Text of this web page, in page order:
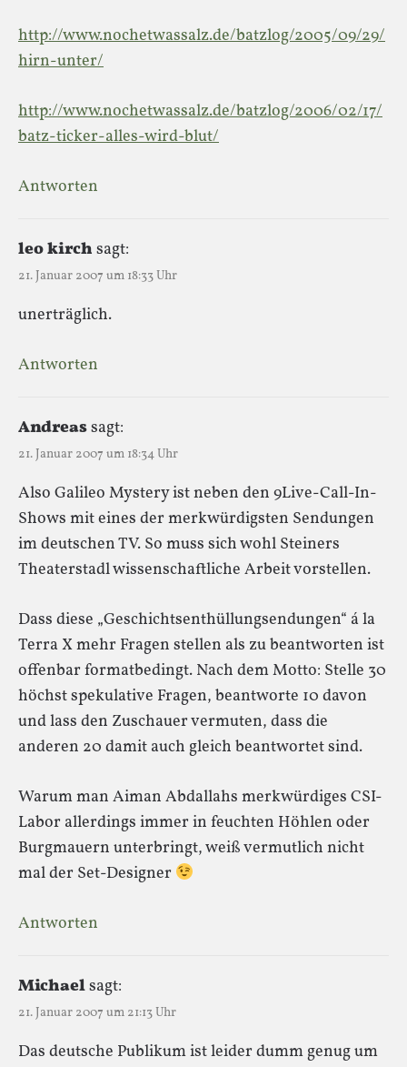
http://www.nochetwassalz.de/batzlog/2005/09/29/
hirn-unter/
http://www.nochetwassalz.de/batzlog/2006/02/17/
batz-ticker-alles-wird-blut/
Antworten
leo kirch sagt:
21. Januar 2007 um 18:33 Uhr
unerträglich.
Antworten
Andreassagt:
21. Januar 2007 um 18:34 Uhr
Also Galileo Mystery ist neben den 9Live-Call-In-
Shows mit eines der merkwürdigsten Sendungen
im deutschen TV. So muss sich wohl Steiners
Theaterstadl wissenschaftliche Arbeit vorstellen.
Dass diese „Geschichtsenthüllungsendungen“ á la
Terra X mehr Fragen stellen als zu beantworten ist
offenbar formatbedingt. Nach dem Motto: Stelle 30
höchst spekulative Fragen, beantworte 10 davon
und lass den Zuschauer vermuten, dass die
anderen 20 damit auch gleich beantwortet sind.
Warum man Aiman Abdallahs merkwürdiges CSI-
Labor allerdings immer in feuchten Höhlen oder
Burgmauern unterbringt, weiß vermutlich nicht
mal der Set-Designer
Antworten
Michaelsagt:
21. Januar 2007 um 21:13 Uhr
Das deutsche Publikum ist leider dumm genug um